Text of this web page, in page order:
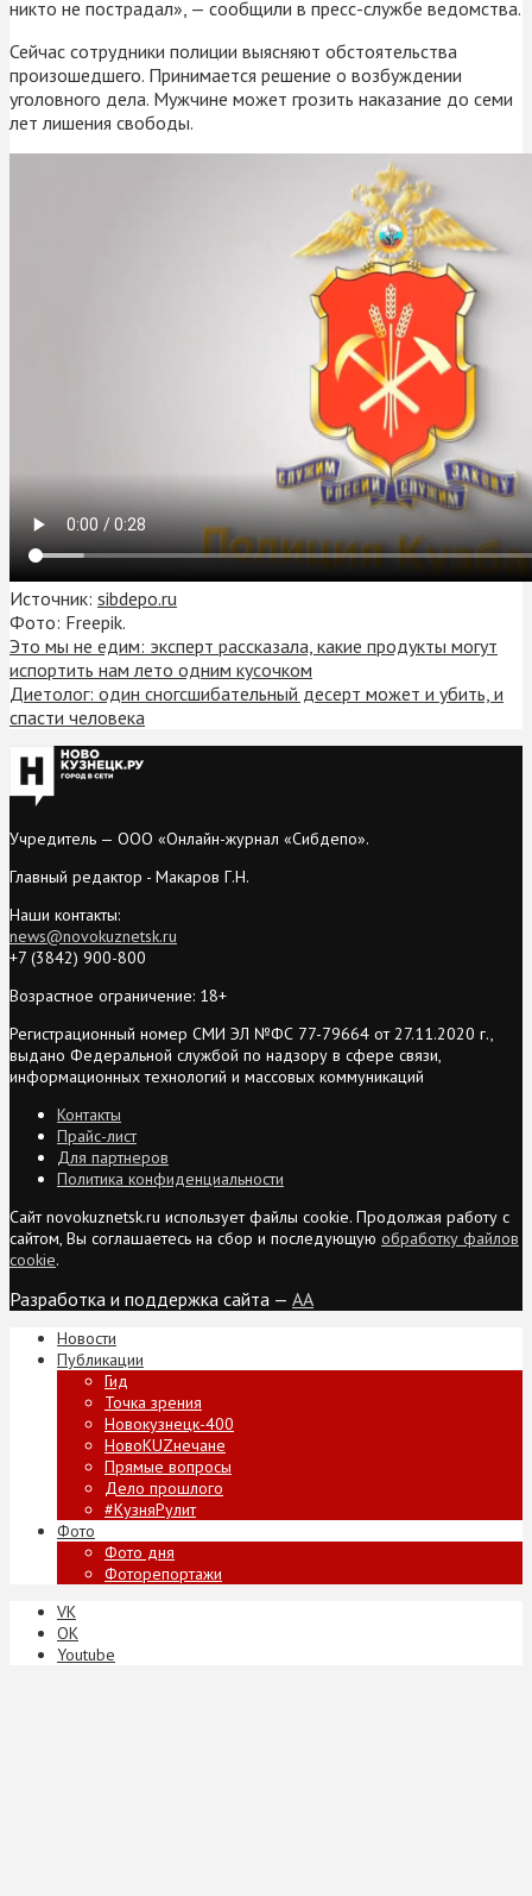
никто не пострадал», — сообщили в пресс-службе ведомства.
Сейчас сотрудники полиции выясняют обстоятельства
произошедшего. Принимается решение о возбуждении
уголовного дела. Мужчине может грозить наказание до семи
лет лишения свободы.
Источник: sibdepo.ru
Фото: Freepik.
Это мы не едим: эксперт рассказала, какие продукты могут
испортить нам лето одним кусочком
Диетолог: один сногсшибательный десерт может и убить, и
спасти человека
Учредитель — ООО «Онлайн-журнал «Сибдепо».
Главный редактор - Макаров Г.Н.
Наши контакты:
news@novokuznetsk.ru
+7 (3842) 900-800
Возрастное ограничение: 18+
Регистрационный номер СМИ ЭЛ №ФС 77-79664 от 27.11.2020 г.,
выдано Федеральной службой по надзору в сфере связи,
информационных технологий и массовых коммуникаций
Контакты
Прайс-лист
Для партнеров
Политика конфиденциальности
Сайт novokuznetsk.ru использует файлы cookie. Продолжая работу с
сайтом, Вы соглашаетесь на сбор и последующую обработку файлов
cookie.
Разработка и поддержка сайта — AA
Новости
Публикации
Гид
Точка зрения
Новокузнецк-400
НовоKUZнечане
Прямые вопросы
Дело прошлого
#КузняРулит
Фото
Фото дня
Фоторепортажи
VK
ОК
Youtube